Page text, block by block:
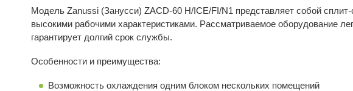
Модель Zanussi (Занусси) ZACD-60 H/ICE/FI/N1 представляет собой
высокими рабочими характеристиками. Рассматриваемое оборудование
гарантирует долгий срок службы.
Особенности и преимущества:
Возможность охлаждения одним блоком нескольких помещений